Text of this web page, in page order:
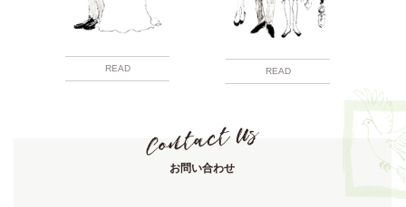
READ READ
お問い合わせ